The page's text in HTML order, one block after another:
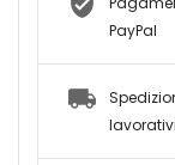
PayPal
lavorativi